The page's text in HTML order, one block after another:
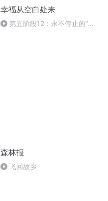
幸福从空白处来
第五阶段12：永不停止的“发
森林报
飞回故乡